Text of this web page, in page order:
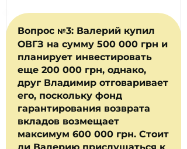
Вопрос №3: Валерий купил
ОВГЗ на сумму 500 000 грн и
планирует инвестировать
еще 200 000 грн, однако,
друг Владимир отговаривает
его, поскольку фонд
гарантирования возврата
вкладов возмещает
максимум 600 000 грн. Стоит